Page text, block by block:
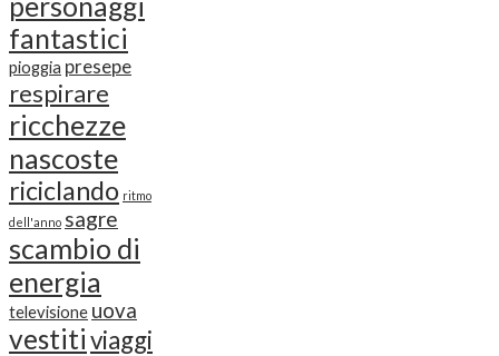
fantastici
pioggia presepe
respirare
ricchezze
nascoste
riciclando ritmo
dell'anno sagre
scambio di
energia
televisione uova
vestitiviaggi